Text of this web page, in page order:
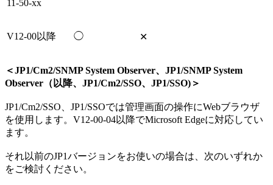
11-50-xx
V12-00以降 ◯ ✕
＜JP1/Cm2/SNMP System Observer、JP1/SNMP System
Observer（以降、JP1/Cm2/SSO、JP1/SSO)＞
JP1/Cm2/SSO、JP1/SSOでは管理画面の操作にWebブラウザ
を使用します。V12-00-04以降でMicrosoft Edgeに対応してい
ます。
それ以前のJP1バージョンをお使いの場合は、次のいずれか
をご検討ください。